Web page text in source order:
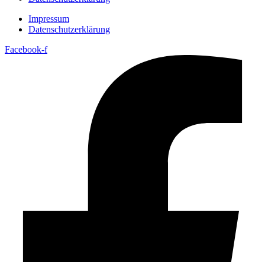
Impressum
Datenschutzerklärung
Facebook-f